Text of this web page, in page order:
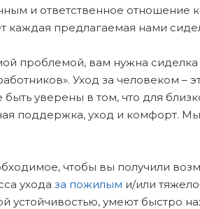
и ответственное отношение
каждая предлагаемая нами
проблемой, вам нужна
Уход за человеком –
уверены в том, что для
поддержка, уход и комфорт.
чтобы вы получили
ухода за пожилым и/или
устойчивостью, умеют быстро